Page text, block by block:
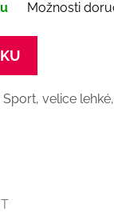
Možnosti
velice